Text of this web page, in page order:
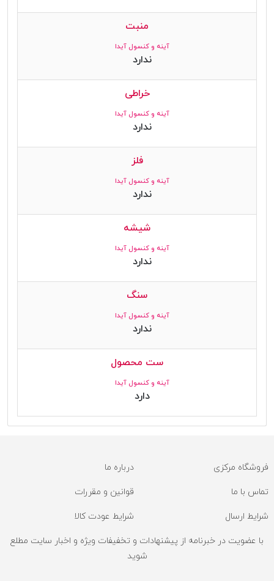
منبت
آینه و کنسول آیدا
ندارد
خراطی
آینه و کنسول آیدا
ندارد
فلز
آینه و کنسول آیدا
ندارد
شیشه
آینه و کنسول آیدا
ندارد
سنگ
آینه و کنسول آیدا
ندارد
ست محصول
آینه و کنسول آیدا
دارد
فروشگاه مرکزی درباره ما
تماس با ما قوانین و مقررات
شرایط ارسال شرایط عودت کالا
با عضویت در خبرنامه از پیشنهادات و تخفیفات ویژه و اخبار سایت مطلع
شوید